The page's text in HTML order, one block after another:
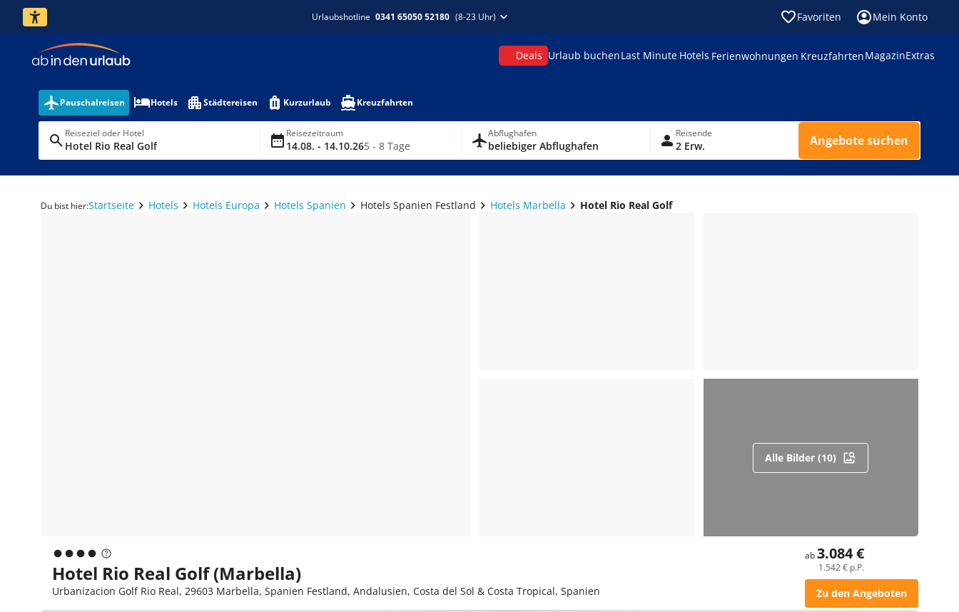
Urlaubshotline 0341 65050 52180 (8-23 Uhr) Favoriten Mein Konto
Deals Urlaub buchenLast Minute Hotels Ferienwohnungen KreuzfahrtenMagazinExtras
Pauschalreisen Hotels Städtereisen Kurzurlaub Kreuzfahrten
Reiseziel oder Hotel
Hotel Rio Real Golf
Reisezeitraum
14.08. - 14.10.265 - 8 Tage
Abflughafen
beliebiger Abflughafen
Reisende
2 Erw. Angebote suchen
Du bist hier:Startseite Hotels Hotels Europa Hotels Spanien Hotels Spanien Festland Hotels Marbella Hotel Rio Real Golf
Alle Bilder (10)
Hotel Rio Real Golf (Marbella)
Urbanizacion Golf Rio Real, 29603 Marbella, Spanien Festland, Andalusien, Costa del Sol & Costa Tropical, Spanien
ab3.084 €
1.542 € p.P.
Zu den Angeboten